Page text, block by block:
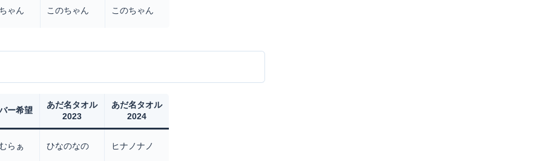
ゃん このちゃん このちゃん
ー希望
あだ名タオル
2023
あだ名タオル
2024
らぁ ひなのなの ヒナノナノ